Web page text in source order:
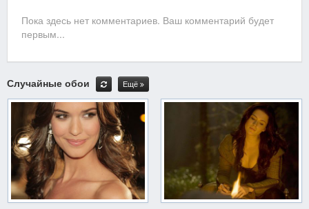
Пока здесь нет комментариев. Ваш комментарий будет
первым...
Случайные обои Ещё